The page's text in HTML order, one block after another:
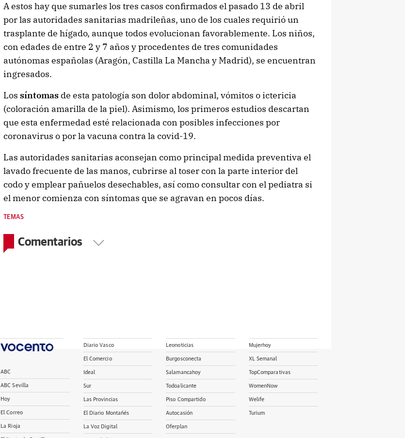
A estos hay que sumarles los tres casos confirmados el pasado 13 de abril
por las autoridades sanitarias madrileñas, uno de los cuales requirió un
trasplante de hígado, aunque todos evolucionan favorablemente. Los niños,
con edades de entre 2 y 7 años y procedentes de tres comunidades
autónomas españolas (Aragón, Castilla La Mancha y Madrid), se encuentran
ingresados.
Los síntomasde esta patología son dolor abdominal, vómitos o ictericia
(coloración amarilla de la piel). Asimismo, los primeros estudios descartan
que esta enfermedad esté relacionada con posibles infecciones por
coronavirus o por la vacuna contra la covid-19.
Las autoridades sanitarias aconsejan como principal medida preventiva el
lavado frecuente de las manos, cubrirse al toser con la parte interior del
codo y emplear pañuelos desechables, así como consultar con el pediatra si
el menor comienza con síntomas que se agravan en pocos días.
TEMAS
Comentarios
ABC
ABC Sevilla
Hoy
El Correo
La Rioja
Diario Vasco
El Comercio
Ideal
Sur
Las Provincias
El Diario Montañés
La Voz Digital
Leonoticias
Burgosconecta
Salamancahoy
Todoalicante
Piso Compartido
Autocasión
Oferplan
Mujerhoy
XL Semanal
TopComparativas
WomenNow
Welife
Turium